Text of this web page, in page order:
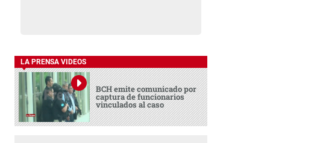
LA PRENSA VIDEOS
BCH emite comunicado por
captura de funcionarios
vinculados al caso